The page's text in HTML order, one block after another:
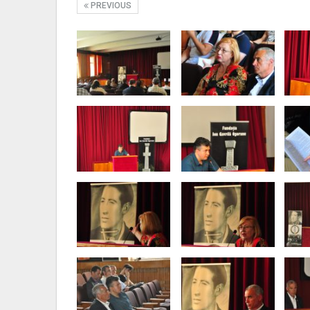
PREVIOUS